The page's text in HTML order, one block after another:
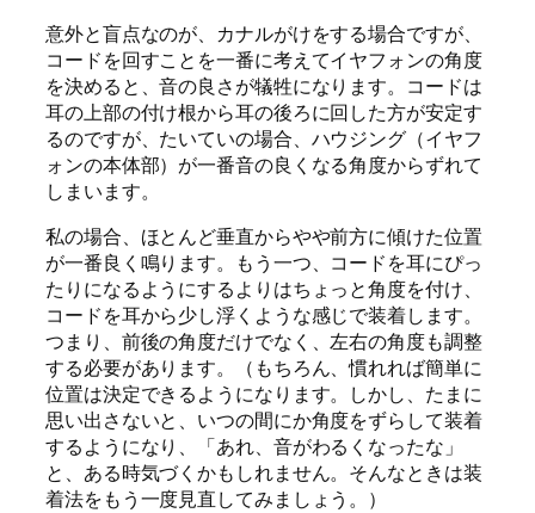
意外と盲点なのが、カナルがけをする場合ですが、
コードを回すことを一番に考えてイヤフォンの角度
を決めると、音の良さが犠牲になります。コードは
耳の上部の付け根から耳の後ろに回した方が安定す
るのですが、たいていの場合、ハウジング（イヤフ
ォンの本体部）が一番音の良くなる角度からずれて
しまいます。
私の場合、ほとんど垂直からやや前方に傾けた位置
が一番良く鳴ります。もう一つ、コードを耳にぴっ
たりになるようにするよりはちょっと角度を付け、
コードを耳から少し浮くような感じで装着します。
つまり、前後の角度だけでなく、左右の角度も調整
する必要があります。（もちろん、慣れれば簡単に
位置は決定できるようになります。しかし、たまに
思い出さないと、いつの間にか角度をずらして装着
するようになり、「あれ、音がわるくなったな」
と、ある時気づくかもしれません。そんなときは装
着法をもう一度見直してみましょう。）